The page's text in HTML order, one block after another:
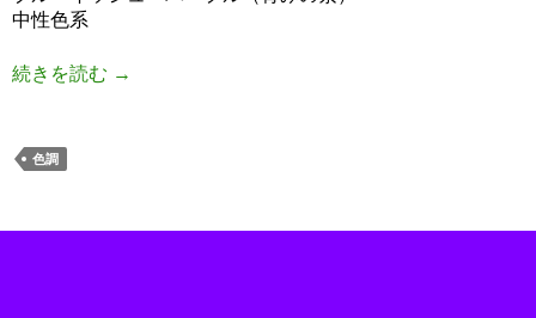
中性色系
続きを読む →
色調